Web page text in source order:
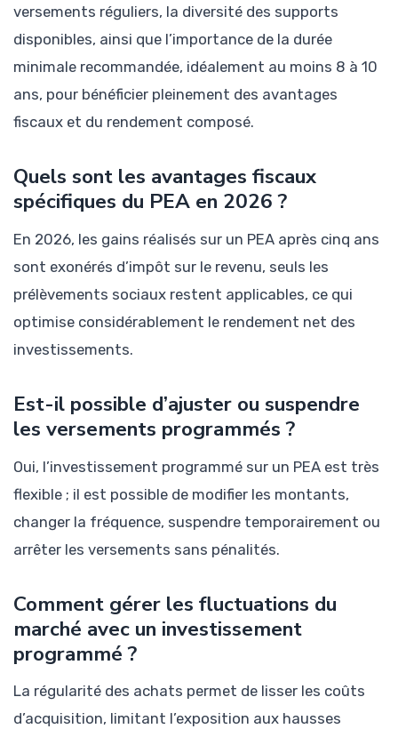
versements réguliers, la diversité des supports
disponibles, ainsi que l’importance de la durée
minimale recommandée, idéalement au moins 8 à 10
ans, pour bénéficier pleinement des avantages
fiscaux et du rendement composé.
Quels sont les avantages fiscaux
spécifiques du PEA en 2026 ?
En 2026, les gains réalisés sur un PEA après cinq ans
sont exonérés d’impôt sur le revenu, seuls les
prélèvements sociaux restent applicables, ce qui
optimise considérablement le rendement net des
investissements.
Est-il possible d’ajuster ou suspendre
les versements programmés ?
Oui, l’investissement programmé sur un PEA est très
flexible ; il est possible de modifier les montants,
changer la fréquence, suspendre temporairement ou
arrêter les versements sans pénalités.
Comment gérer les fluctuations du
marché avec un investissement
programmé ?
La régularité des achats permet de lisser les coûts
d’acquisition, limitant l’exposition aux hausses